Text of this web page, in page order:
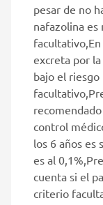
pesar de no
nafazolina es
facultativo,En
excreta por
bajo el
control
los 6 años es
es al
cuenta si el
criterio